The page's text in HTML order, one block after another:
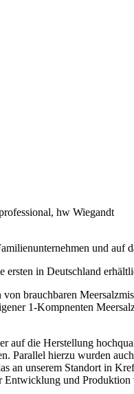
und
in Deutschland
brauchbaren
1-Kompnenten
auf die Herstellung
Parallel hierzu wurden
an unserem Standort in
Entwicklung und